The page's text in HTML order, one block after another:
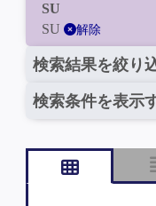
SU
SU
解除
検索結果を絞り
検索条件を表示